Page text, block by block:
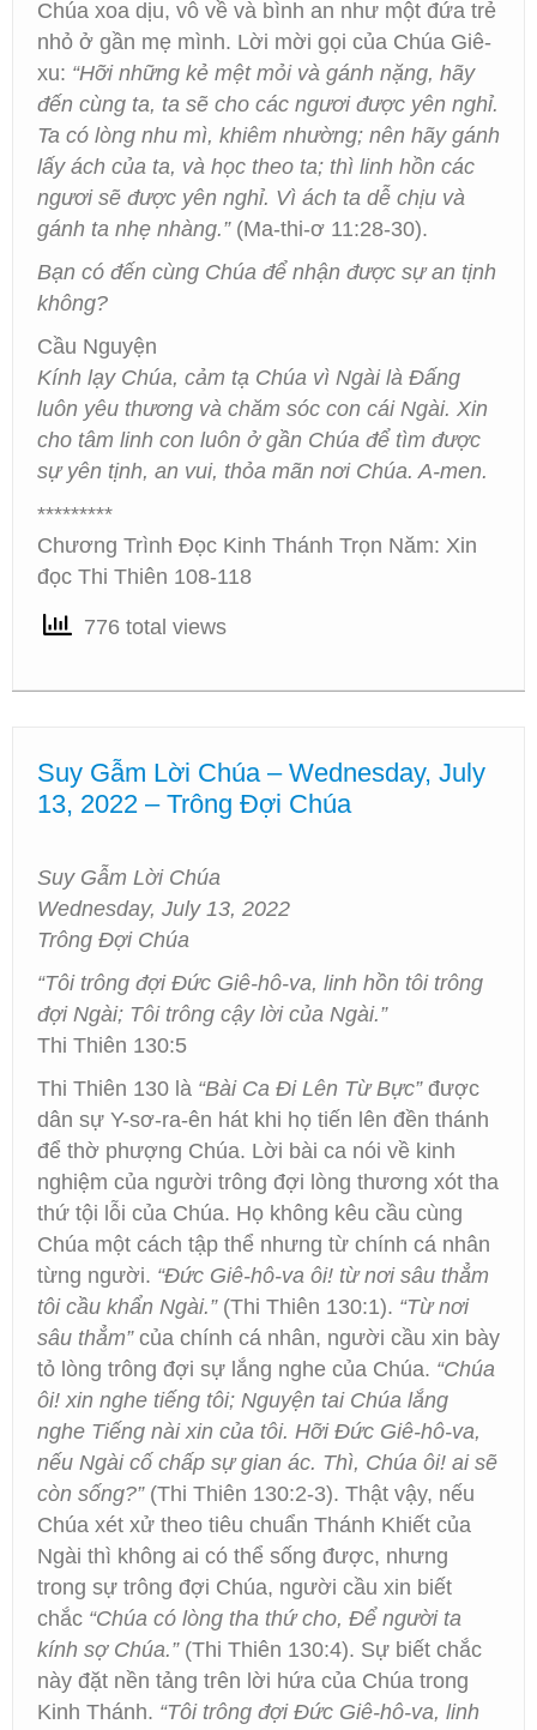
Chúa xoa dịu, vỗ về và bình an như một đứa trẻ
nhỏ ở gần mẹ mình. Lời mời gọi của Chúa Giê-
xu: “Hỡi những kẻ mệt mỏi và gánh nặng, hãy
đến cùng ta, ta sẽ cho các ngươi được yên nghỉ.
Ta có lòng nhu mì, khiêm nhường; nên hãy gánh
lấy ách của ta, và học theo ta; thì linh hồn các
ngươi sẽ được yên nghỉ. Vì ách ta dễ chịu và
gánh ta nhẹ nhàng.”(Ma-thi-ơ 11:28-30).
Bạn có đến cùng Chúa để nhận được sự an tịnh
không?
Cầu Nguyện
Kính lạy Chúa, cảm tạ Chúa vì Ngài là Đấng
luôn yêu thương và chăm sóc con cái Ngài. Xin
cho tâm linh con luôn ở gần Chúa để tìm được
sự yên tịnh, an vui, thỏa mãn nơi Chúa. A-men.
*********
Chương Trình Đọc Kinh Thánh Trọn Năm: Xin
đọc Thi Thiên 108-118
776 total views
Suy Gẫm Lời Chúa – Wednesday, July
13, 2022 – Trông Đợi Chúa
Suy Gẫm Lời Chúa
Wednesday, July 13, 2022
Trông Đợi Chúa
“Tôi trông đợi Đức Giê-hô-va, linh hồn tôi trông
đợi Ngài; Tôi trông cậy lời của Ngài.”
Thi Thiên 130:5
Thi Thiên 130 là “Bài Ca Đi Lên Từ Bực” được
dân sự Y-sơ-ra-ên hát khi họ tiến lên đền thánh
để thờ phượng Chúa. Lời bài ca nói về kinh
nghiệm của người trông đợi lòng thương xót tha
thứ tội lỗi của Chúa. Họ không kêu cầu cùng
Chúa một cách tập thể nhưng từ chính cá nhân
từng người. “Đức Giê-hô-va ôi! từ nơi sâu thẳm
tôi cầu khẩn Ngài.”(Thi Thiên 130:1). “Từ nơi
sâu thẳm”của chính cá nhân, người cầu xin bày
tỏ lòng trông đợi sự lắng nghe của Chúa. “Chúa
ôi! xin nghe tiếng tôi; Nguyện tai Chúa lắng
nghe Tiếng nài xin của tôi. Hỡi Đức Giê-hô-va,
nếu Ngài cố chấp sự gian ác. Thì, Chúa ôi! ai sẽ
còn sống?”(Thi Thiên 130:2-3). Thật vậy, nếu
Chúa xét xử theo tiêu chuẩn Thánh Khiết của
Ngài thì không ai có thể sống được, nhưng
trong sự trông đợi Chúa, người cầu xin biết
chắc “Chúa có lòng tha thứ cho, Để người ta
kính sợ Chúa.”(Thi Thiên 130:4). Sự biết chắc
này đặt nền tảng trên lời hứa của Chúa trong
Kinh Thánh. “Tôi trông đợi Đức Giê-hô-va, linh